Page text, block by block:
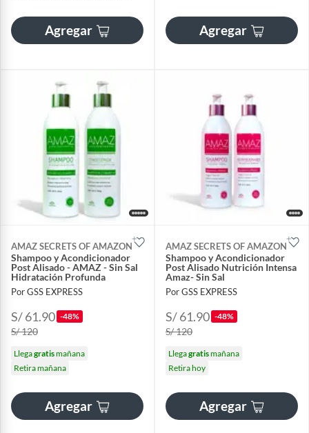
Agregar Agregar
AMAZ SECRETS OF AMAZON
Shampoo y Acondicionador
Post Alisado - AMAZ - Sin Sal
Hidratación Profunda
Por GSS EXPRESS
S/ 61.90 -48%
S/ 120
Llegagratismañana
Retira mañana
Agregar
AMAZ SECRETS OF AMAZON
Shampoo y Acondicionador
Post Alisado Nutrición Intensa
Amaz- Sin Sal
Por GSS EXPRESS
S/ 61.90 -48%
S/ 120
Llegagratismañana
Retira hoy
Agregar